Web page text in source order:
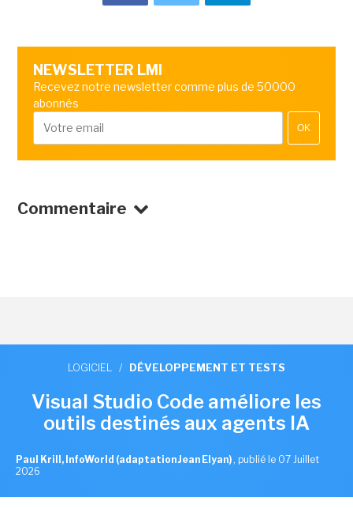
NEWSLETTER LMI
Recevez notre newsletter comme plus de 50000
abonnés
OK
Commentaire
LOGICIEL / DÉVELOPPEMENT ET TESTS
Visual Studio Code améliore les
outils destinés aux agents IA
Paul Krill, InfoWorld (adaptation Jean Elyan) , publié le 07 Juillet
2026